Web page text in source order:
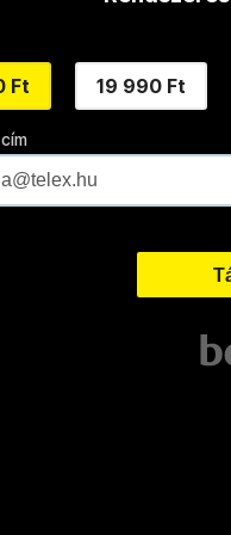
Ft 19 990 Ft